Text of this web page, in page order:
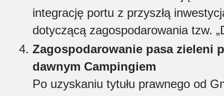
integrację portu z przyszłą
dotyczącą zagospodarowania tzw.
Zagospodarowanie pasa zieleni
dawnym Campingiem
Po uzyskaniu tytułu prawnego od